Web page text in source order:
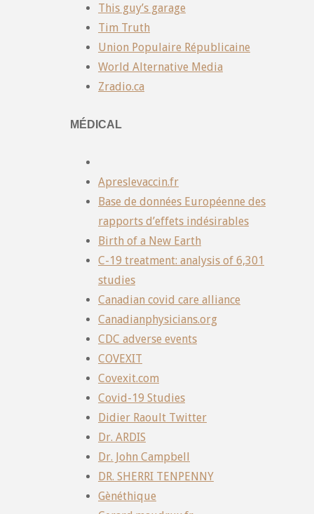
This guy’s garage
Tim Truth
Union Populaire Républicaine
World Alternative Media
Zradio.ca
MÉDICAL
Apreslevaccin.fr
Base de données Européenne des
rapports d’effets indésirables
Birth of a New Earth
C-19 treatment: analysis of 6,301
studies
Canadian covid care alliance
Canadianphysicians.org
CDC adverse events
COVEXIT
Covexit.com
Covid-19 Studies
Didier Raoult Twitter
Dr. ARDIS
Dr. John Campbell
DR. SHERRI TENPENNY
Gènéthique